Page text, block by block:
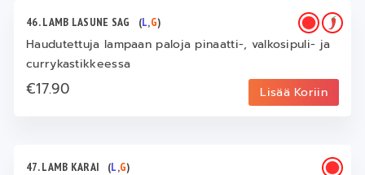
46. LAMB LASUNE SAG (L,G)
Haudutettuja lampaan paloja pinaatti-, valkosipuli- ja
currykastikkeessa
€17.90 Lisää Koriin
47. LAMB KARAI (L,G)